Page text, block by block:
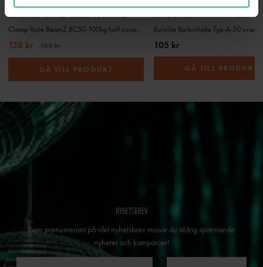
BEAMZ BC50-100 HALF COUPLER SL 100KG AL.
Clamp fäste BeamZ BC50-100kg half coupler
138 kr 188 kr
GÅ TILL PRODUKT
EUROLITE QUICK LINK TYP A-50 BLACK
Eurolite Karbinhake Typ A-50 svart
105 kr
GÅ TILL PRODUKT
NYHETSBREV
Som prenumerant på vårt nyhetsbrev missar du aldrig spännande
nyheter och kampanjer!